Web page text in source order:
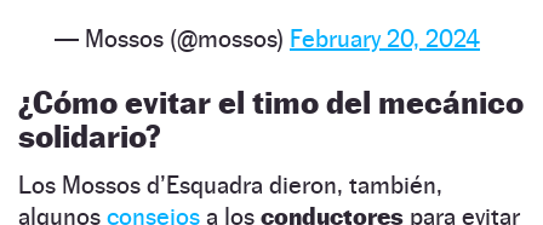
— Mossos (@mossos) February 20, 2024
¿Cómo evitar el timo del mecánico
solidario?
Los Mossos d’Esquadra dieron, también,
algunos consejos a los conductores para evitar